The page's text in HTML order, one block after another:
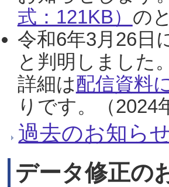
式：121KB） の
令和6年3月26日
と判明しました
詳細は配信資料
りです。（2024
過去のお知ら
データ修正の